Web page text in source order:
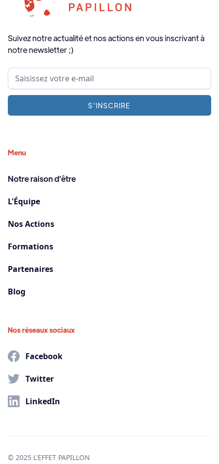
Suivez notre actualité et nos actions en vous inscrivant à
notre newsletter ;)
Menu
Notre raison d'être
L'Équipe
Nos Actions
Formations
Partenaires
Blog
Nos réseaux sociaux
Facebook
Twitter
LinkedIn
© 2025 L'EFFET PAPILLON